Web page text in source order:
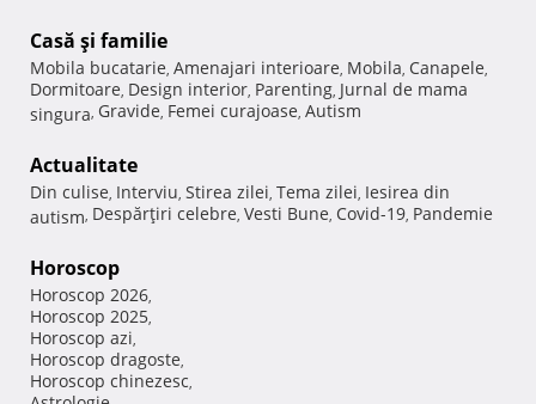
Casă şi familie
Mobila bucatarie, Amenajari interioare, Mobila, Canapele,
Dormitoare, Design interior, Parenting, Jurnal de mama
singura, Gravide, Femei curajoase, Autism
Actualitate
Din culise, Interviu, Stirea zilei, Tema zilei, Iesirea din
autism, Despărţiri celebre, Vesti Bune, Covid-19, Pandemie
Horoscop
Horoscop 2026,
Horoscop 2025,
Horoscop azi,
Horoscop dragoste,
Horoscop chinezesc,